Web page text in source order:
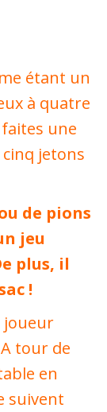
étant un
à quatre
une
jetons
de pions
jeu
plus, il
!
joueur
tour de
en
suivent